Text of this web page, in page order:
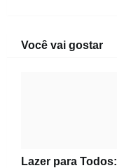
Você vai gostar
Lazer para Todos: